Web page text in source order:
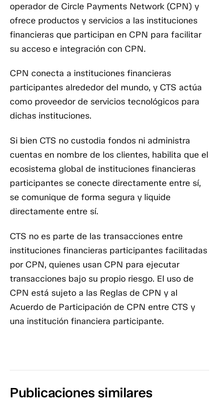
operador de Circle Payments Network (CPN) y
ofrece productos y servicios a las instituciones
financieras que participan en CPN para facilitar
su acceso e integración con CPN.
CPN conecta a instituciones financieras
participantes alrededor del mundo, y CTS actúa
como proveedor de servicios tecnológicos para
dichas instituciones.
Si bien CTS no custodia fondos ni administra
cuentas en nombre de los clientes, habilita que el
ecosistema global de instituciones financieras
participantes se conecte directamente entre sí,
se comunique de forma segura y liquide
directamente entre sí.
CTS no es parte de las transacciones entre
instituciones financieras participantes facilitadas
por CPN, quienes usan CPN para ejecutar
transacciones bajo su propio riesgo. El uso de
CPN está sujeto a las Reglas de CPN y al
Acuerdo de Participación de CPN entre CTS y
una institución financiera participante.
Publicaciones similares